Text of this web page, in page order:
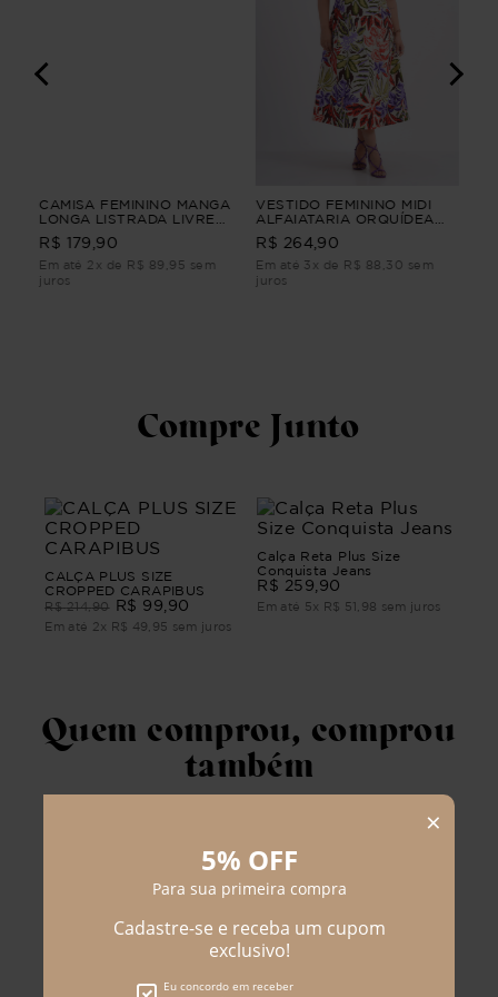
CAMISA FEMININO MANGA
LONGA LISTRADA LIVRE
Vermelho G1
R$ 179,90
Em até 2x de R$ 89,95 sem
juros
VESTIDO FEMININO MIDI
ALFAIATARIA ORQUÍDEA
VESTIDO FEMININO MIDI
ALFAIATARIA Roxo PP
R$ 264,90
Em até 3x de R$ 88,30 sem
juros
Compre Junto
CALÇA PLUS SIZE
CROPPED CARAPIBUS
R$ 214,90 R$ 99 90
Em até 2x R$ 49 95 sem juros
Calça Reta Plus Size
Conquista Jeans
R$ 259 90
Em até 5x R$ 51 98 sem juros
Quem comprou, comprou
também